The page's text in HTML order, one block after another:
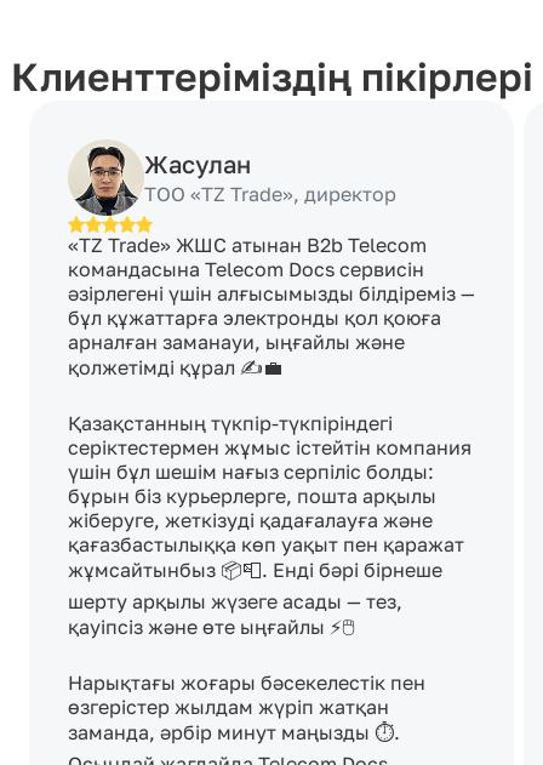
Клиенттеріміздің пікірлері
Жасулан
ТОО «TZ Trade», директор
«TZ Trade» ЖШС атынан B2b Telecom
командасына Telecom Docs сервисін
әзірлегені үшін алғысымызды білдіреміз —
бұл құжаттарға электронды қол қоюға
арналған заманауи, ыңғайлы және
қолжетімді құрал ✍️💼
Қазақстанның түкпір‑түкпіріндегі
серіктестермен жұмыс істейтін компания
үшін бұл шешім нағыз серпіліс болды:
бұрын біз курьерлерге, пошта арқылы
жіберуге, жеткізуді қадағалауға және
қағазбастылыққа көп уақыт пен қаражат
жұмсайтынбыз 📦📮. Енді бәрі бірнеше
шерту арқылы жүзеге асады — тез,
қауіпсіз және өте ыңғайлы ⚡🖱️
Нарықтағы жоғары бәсекелестік пен
өзгерістер жылдам жүріп жатқан
заманда, әрбір минут маңызды ⏱️.